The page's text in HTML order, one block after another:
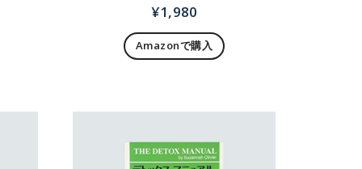
¥1,980
Amazonで購入